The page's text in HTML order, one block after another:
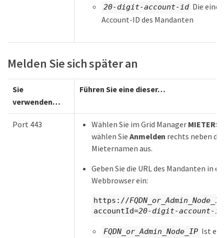
20-digit-account-id Die
Account-ID des Mandanten
Melden Sie sich später an
Sie
verwenden…​
Führen Sie eine dieser…​
Port 443 Wählen Sie im Grid Manager MIETERS
wählen Sie Anmelden rechts neben
Mieternamen aus.
Geben Sie die URL des Mandanten in
Webbrowser ein:
https://FQDN_or_Admin_Node_IP
accountId=20-digit-account-id
FQDN_or_Admin_Node_IP Ist ein